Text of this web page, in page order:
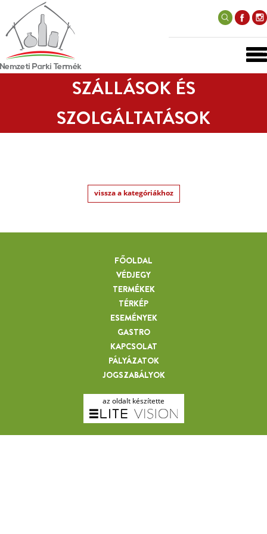
SZÁLLÁSOK ÉS
SZOLGÁLTATÁSOK
vissza a kategóriákhoz
FŐOLDAL
VÉDJEGY
TERMÉKEK
TÉRKÉP
ESEMÉNYEK
GASTRO
KAPCSOLAT
PÁLYÁZATOK
JOGSZABÁLYOK
az oldalt készítette